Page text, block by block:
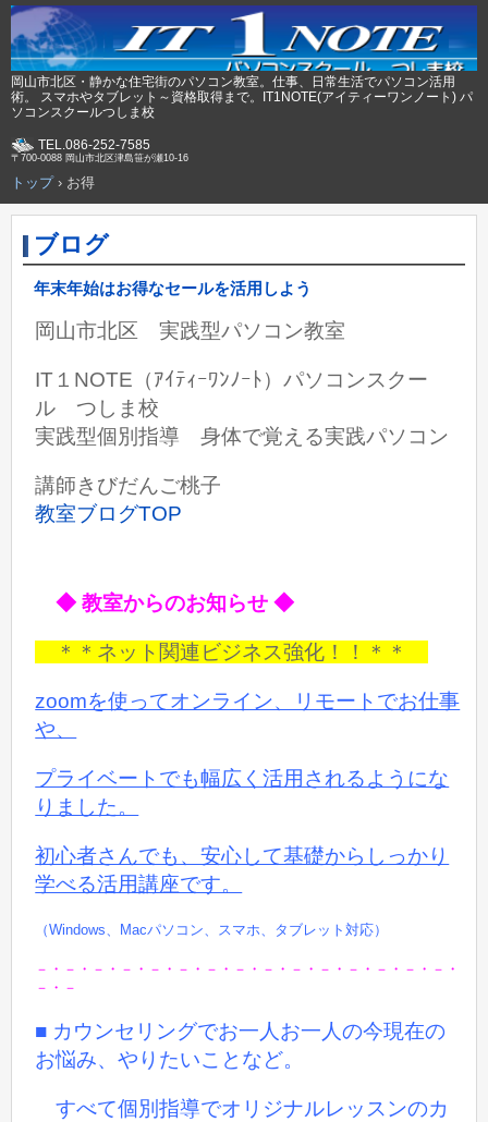
岡山市北区・静かな住宅街のパソコン教室。仕事、日常生活でパソコン活用
術。 スマホやタブレット～資格取得まで。IT1NOTE(アイティーワンノート) パ
ソコンスクールつしま校
TEL.086-252-7585
〒700-0088 岡山市北区津島笹が瀬10-16
トップ› お得
ブログ
年末年始はお得なセールを活用しよう
岡山市北区 実践型パソコン教室
IT１NOTE（ｱｲﾃｨｰﾜﾝﾉｰﾄ）パソコンスクー
ル つしま校
実践型個別指導 身体で覚える実践パソコン
講師きびだんご桃子
教室ブログTOP
◆ 教室からのお知らせ ◆
＊＊ネット関連ビジネス強化！！＊＊
zoomを使ってオンライン、リモートでお仕事
や、
プライベートでも幅広く活用されるようにな
りました。
初心者さんでも、安心して基礎からしっかり
学べる活用講座です。
（Windows、Macパソコン、スマホ、タブレット対応）
－・－・－・－・－・－・－・－・－・－・－・－・－・－・－・
－・－
■ カウンセリングでお一人お一人の今現在の
お悩み、やりたいことなど。
すべて個別指導でオリジナルレッスンのカ